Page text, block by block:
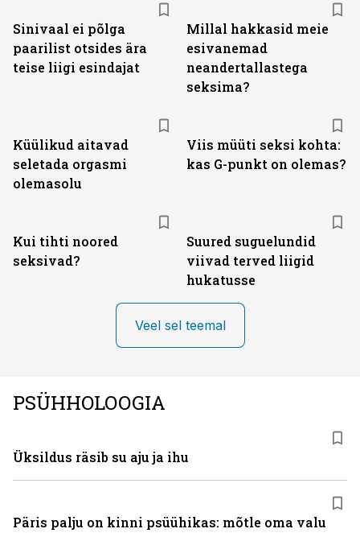
Sinivaal ei põlga
paarilist otsides ära
teise liigi esindajat
Millal hakkasid meie
esivanemad
neandertallastega
seksima?
Küülikud aitavad
seletada orgasmi
olemasolu
Viis müüti seksi kohta:
kas G-punkt on olemas?
Kui tihti noored
seksivad?
Suured suguelundid
viivad terved liigid
hukatusse
Veel sel teemal
PSÜHHOLOOGIA
Üksildus räsib su aju ja ihu
Päris palju on kinni psüühikas: mõtle oma valu